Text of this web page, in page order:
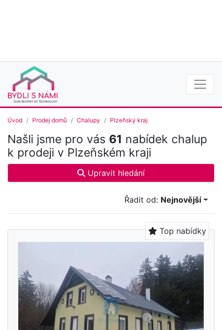
Úvod Prodej domů Chalupy Plzeňský kraj
Našli jsme pro vás 61 nabídek chalup
k prodeji v Plzeňském kraji
Upravit hledání
Řadit od: Nejnovější
Top nabídky